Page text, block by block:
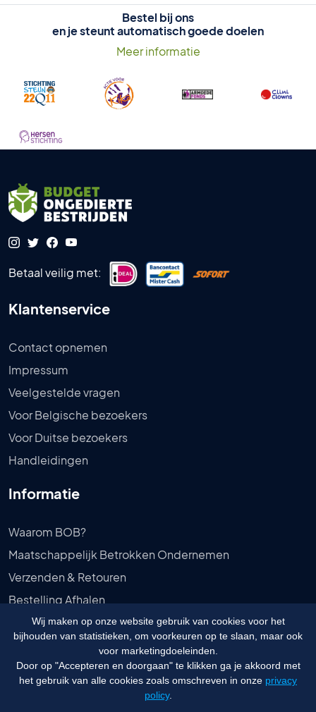
Wij maken op onze website gebruik van cookies voor het
bijhouden van statistieken, om voorkeuren op te slaan, maar ook
voor marketingdoeleinden.
Door op "Accepteren en doorgaan" te klikken ga je akkoord met
het gebruik van alle cookies zoals omschreven in onze privacy
policy.
Bestel bij ons
en je steunt automatisch goede doelen
Meer informatie
Betaal veilig met:
Klantenservice
Contact opnemen
Impressum
Veelgestelde vragen
Voor Belgische bezoekers
Voor Duitse bezoekers
Handleidingen
Informatie
Waarom BOB?
Maatschappelijk Betrokken Ondernemen
Verzenden & Retouren
Bestelling Afhalen
Privébeleid
Algemene voorwaarden
© 2026 Budgetongediertebestrijden.nl - Website door